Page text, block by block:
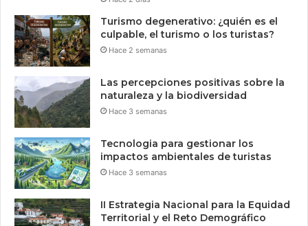
Turismo degenerativo: ¿quién es el
culpable, el turismo o los turistas?
Hace 2 semanas
Las percepciones positivas sobre la
naturaleza y la biodiversidad
Hace 3 semanas
Tecnologia para gestionar los
impactos ambientales de turistas
Hace 3 semanas
II Estrategia Nacional para la Equidad
Territorial y el Reto Demográfico